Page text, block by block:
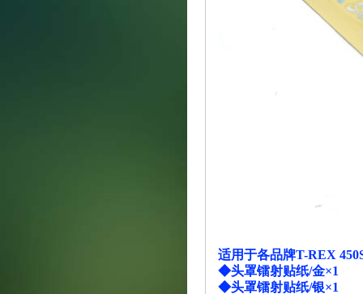
适用于各品牌T-REX
◆头罩镭射贴纸/金×1
◆头罩镭射贴纸/银×1